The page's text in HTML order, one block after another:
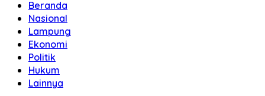
Beranda
Nasional
Lampung
Ekonomi
Politik
Hukum
Lainnya